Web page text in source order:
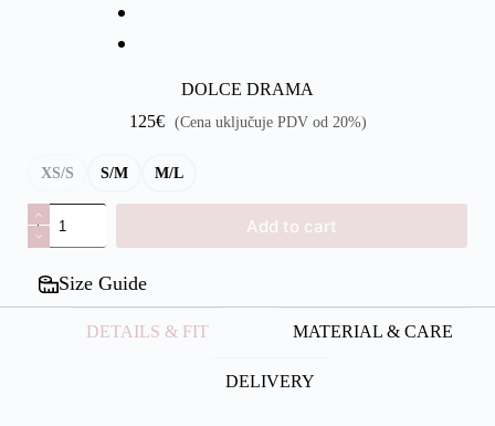
DOLCE DRAMA
125€ (Cena uključuje PDV od 20%)
XS/S S/M M/L
Add to cart
Size Guide
DETAILS & FIT MATERIAL & CARE
DELIVERY